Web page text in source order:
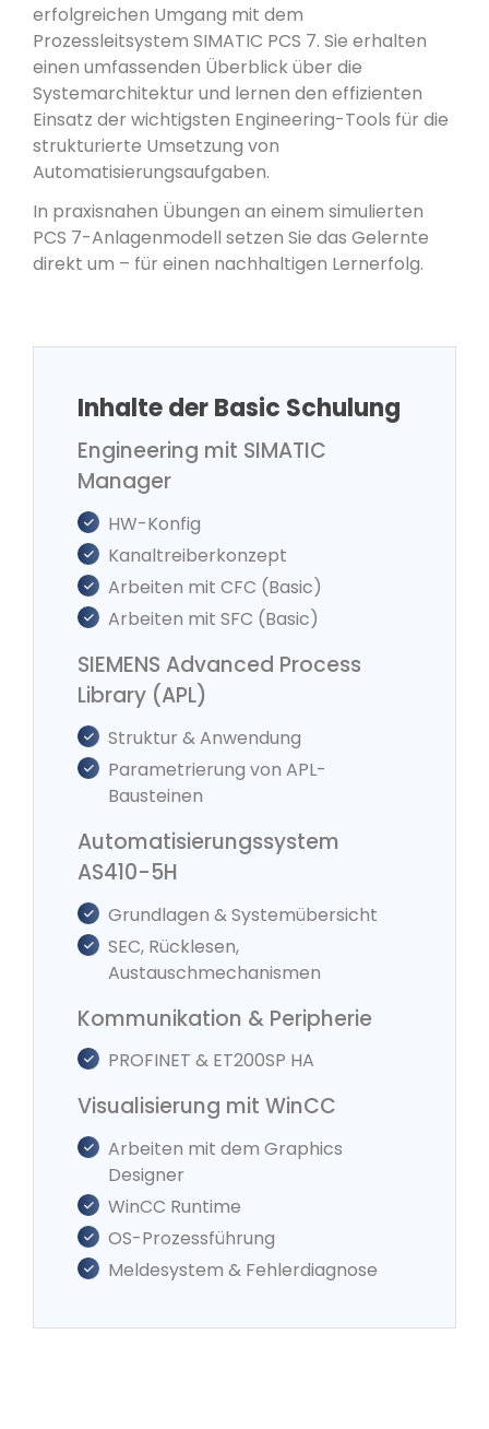
erfolgreichen Umgang mit dem
Prozessleitsystem SIMATIC PCS 7. Sie erhalten
einen umfassenden Überblick über die
Systemarchitektur und lernen den effizienten
Einsatz der wichtigsten Engineering-Tools für die
strukturierte Umsetzung von
Automatisierungsaufgaben.
In praxisnahen Übungen an einem simulierten
PCS 7-Anlagenmodell setzen Sie das Gelernte
direkt um – für einen nachhaltigen Lernerfolg.
Inhalte der Basic Schulung
Engineering mit SIMATIC
Manager
HW-Konfig
Kanaltreiberkonzept
Arbeiten mit CFC (Basic)
Arbeiten mit SFC (Basic)
SIEMENS Advanced Process
Library (APL)
Struktur & Anwendung
Parametrierung von APL-
Bausteinen
Automatisierungssystem
AS410-5H
Grundlagen & Systemübersicht
SEC, Rücklesen,
Austauschmechanismen
Kommunikation & Peripherie
PROFINET & ET200SP HA
Visualisierung mit WinCC
Arbeiten mit dem Graphics
Designer
WinCC Runtime
OS-Prozessführung
Meldesystem & Fehlerdiagnose